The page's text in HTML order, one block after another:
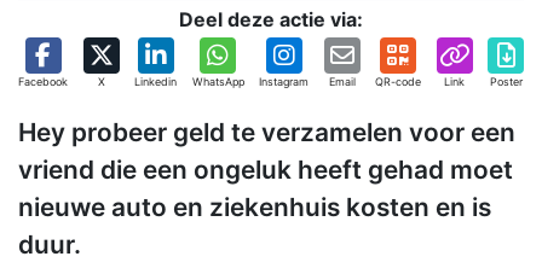
Deel deze actie via:
Facebook X Linkedin WhatsApp Instagram Email QR-code Link Poster
Hey probeer geld te verzamelen voor een
vriend die een ongeluk heeft gehad moet
nieuwe auto en ziekenhuis kosten en is
duur.